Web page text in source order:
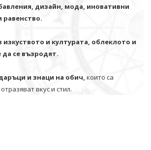
дизайн, мода, иновативни
равенство.
и културата, облеклото и
се възродят.
и знаци на обич, които са
вкус и стил.